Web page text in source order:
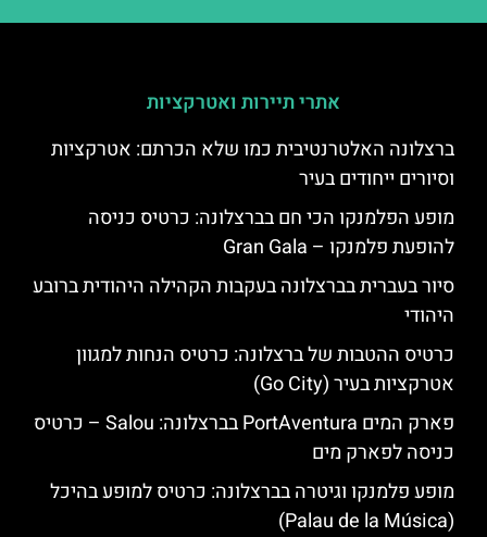
אתרי תיירות ואטרקציות
ברצלונה האלטרנטיבית כמו שלא הכרתם: אטרקציות
וסיורים ייחודים בעיר
מופע הפלמנקו הכי חם בברצלונה: כרטיס כניסה
להופעת פלמנקו – Gran Gala
סיור בעברית בברצלונה בעקבות הקהילה היהודית ברובע
היהודי
כרטיס ההטבות של ברצלונה: כרטיס הנחות למגוון
אטרקציות בעיר (Go City)
פארק המים PortAventura בברצלונה: Salou – כרטיס
כניסה לפארק מים
מופע פלמנקו וגיטרה בברצלונה: כרטיס למופע בהיכל
(Palau de la Música)